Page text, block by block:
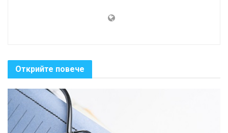
Открийте повече